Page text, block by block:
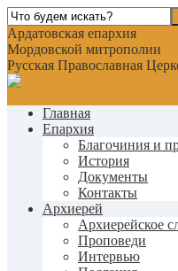
Ардатовская епархия
Мордовской митрополии
Русская Православная
Главная
Епархия
Благочиния и
История
Документы
Контакты
Архиерей
Архиерейское
Проповеди
Интервью